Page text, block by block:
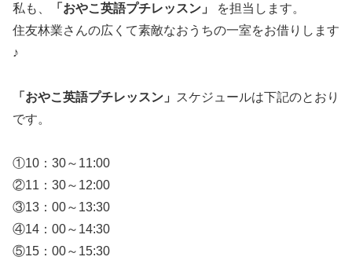
私も、 「おやこ英語プチレッスン」
を担当します。
住友林業さんの広くて素敵なおうちの一室をお借りします
♪
「おやこ英語プチレッスン」
スケジュールは下記のとおり
です。
①10：30～11:00
②11：30～12:00
③13：00～13:30
④14：00～14:30
⑤15：00～15:30